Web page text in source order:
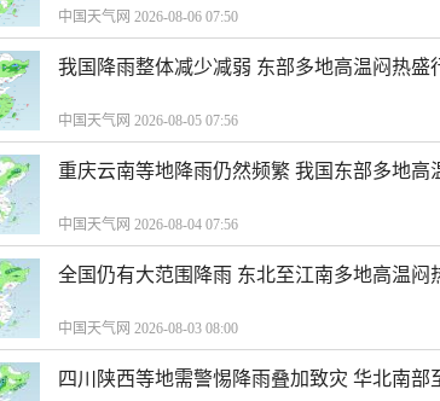
中国天气网 2026-08-06 07:50
我国降雨整体减少减弱 东部多地高温闷热盛
中国天气网 2026-08-05 07:56
重庆云南等地降雨仍然频繁 我国东部多地高
中国天气网 2026-08-04 07:56
全国仍有大范围降雨 东北至江南多地高温闷
中国天气网 2026-08-03 08:00
四川陕西等地需警惕降雨叠加致灾 华北南部